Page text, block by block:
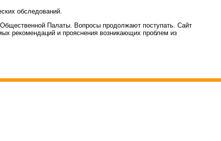
обследований.
Палаты. Вопросы продолжают поступать. Сайт
рекомендаций и прояснения возникающих проблем из